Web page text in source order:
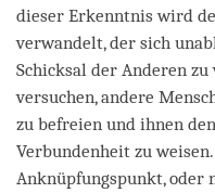
dieser Erkenntnis wird
verwandelt, der sich
Schicksal der Anderen
versuchen, andere
zu befreien und ihnen
Verbundenheit zu
Anknüpfungspunkt, oder